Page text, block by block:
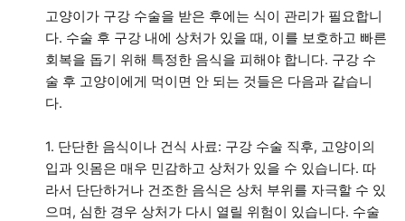
고양이가 구강 수술을 받은 후에는 식이 관리가 필요합니
다. 수술 후 구강 내에 상처가 있을 때, 이를 보호하고 빠른
회복을 돕기 위해 특정한 음식을 피해야 합니다. 구강 수
술 후 고양이에게 먹이면 안 되는 것들은 다음과 같습니
다.
1. 단단한 음식이나 건식 사료: 구강 수술 직후, 고양이의
입과 잇몸은 매우 민감하고 상처가 있을 수 있습니다. 따
라서 단단하거나 건조한 음식은 상처 부위를 자극할 수 있
으며, 심한 경우 상처가 다시 열릴 위험이 있습니다. 수술